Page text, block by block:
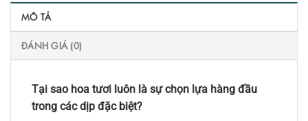
MÔ TẢ
ĐÁNH GIÁ (0)
Tại sao hoa tươi luôn là sự chọn lựa hàng đầu
trong các dịp đặc biệt?